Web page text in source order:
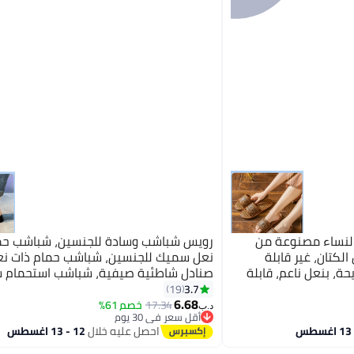
مصنوعة من
غير قابلة
بنعل ناعم، قابلة
بني
رويس شباشب وسادة للجنسين، شباشب
نعل سميك للجنسين، شباشب حمام ذات
صنادل شاطئية صيفية، شباشب
الجفاف غير قابلة للانزلاق، شباشب منزلية
الوزن بنعل مضاد للانزلاق وتصميم مريح،
للحمام وغرفة النوم وغرفة المعيشة
والشاطئ
3.7
19
د.ب‏6.68
17.34خصم 61%
أقل سعر في 30 يوم
أقل سعر في 30 يوماحصل عليه خلال12 - 13 اغسطس